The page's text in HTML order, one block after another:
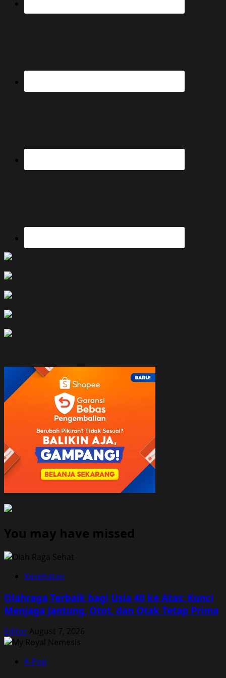
You may have missed
Kesehatan
Olahraga Terbaik bagi Usia 40 ke Atas: Kunci
Menjaga Jantung, Otot, dan Otak Tetap Prima
Editor August 7, 2026
K-Pop